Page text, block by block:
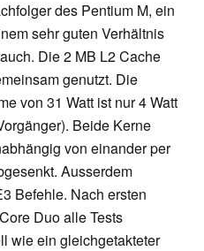
des Pentium M, ein
sehr guten Verhältnis
Die 2 MB L2 Cache
genutzt. Die
von 31 Watt ist nur 4 Watt
Beide Kerne
von einander per
Ausserdem
Befehle. Nach ersten
Duo alle Tests
wie ein gleichgetakteter